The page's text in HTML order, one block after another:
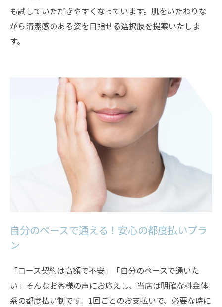
も試していただきやすくなっています。肌をいたわりな
がら清潔感のある姿を目指せる選択肢を提案いたしま
す。
自分のペースで通える！安心の都度払いプラ
ン
「コース契約は高額で不安」「自分のペースで通いた
い」そんなお客様の声にお応えし、当店は明確な料金体
系の都度払い制です。1回ごとのお支払いで、必要な時に
お問い合わせはこちら